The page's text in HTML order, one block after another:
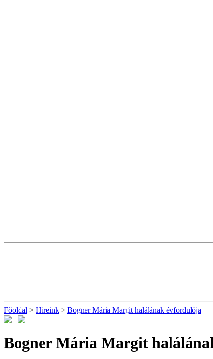
Főoldal > Híreink > Bogner Mária Margit halálának évfordulója
Bogner Mária Margit